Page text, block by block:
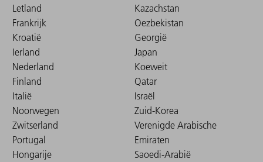
Letland
Frankrijk
Kroatië
Ierland
Nederland
Finland
Italië
Noorwegen
Zwitserland
Portugal
Hongarije
Kazachstan
Oezbekistan
Georgië
Japan
Koeweit
Qatar
Israël
Zuid-Korea
Verenigde Arabische
Emiraten
Saoedi-Arabië